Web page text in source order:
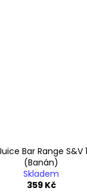
Bar Range S&V
(Banán)
Skladem
359 Kč